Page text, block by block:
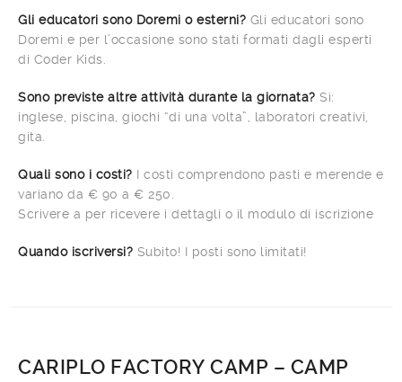
Gli educatori sono Doremi o esterni? Gli educatori sono
Doremi e per l’occasione sono stati formati dagli esperti
di Coder Kids.
Sono previste altre attività durante la giornata? Sì:
inglese, piscina, giochi “di una volta”, laboratori creativi,
gita.
Quali sono i costi? I costi comprendono pasti e merende e
variano da € 90 a € 250.
Scrivere a per ricevere i dettagli o il modulo di iscrizione
Quando iscriversi? Subito! I posti sono limitati!
CARIPLO FACTORY CAMP – CAMP